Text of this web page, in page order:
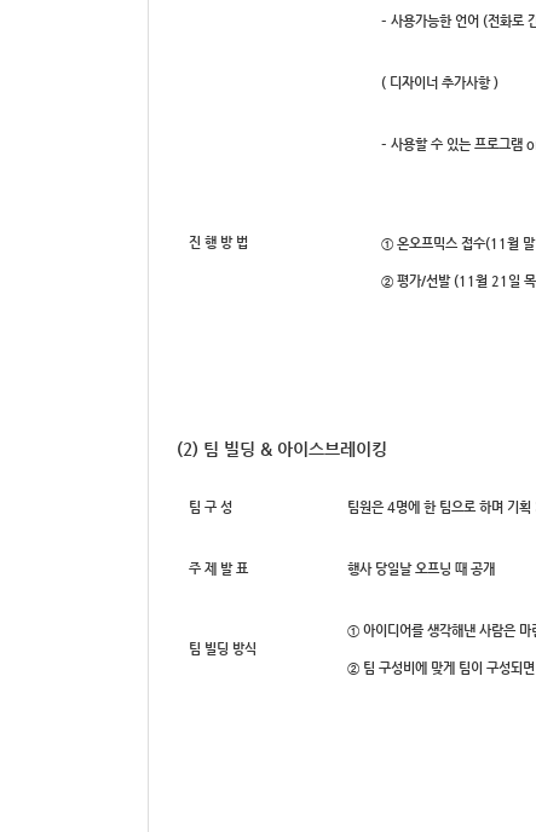
– 사용가능한 언어 (전화로
( 디자이너 추가사항 )
– 사용할 수 있는 프로그램
진 행 방 법 ① 온오프믹스 접수(11월
② 평가/선발 (11월 21일
(2) 팀 빌딩 & 아이스브레이킹
팀 구 성 팀원은 4명에 한 팀으로 하며 기
주 제 발 표 행사 당일날 오프닝 때 공개
팀 빌딩 방식
① 아이디어를 생각해낸 사람은 마
② 팀 구성비에 맞게 팀이 구성되